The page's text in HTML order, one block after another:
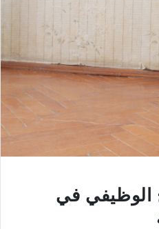
الوظيفي في